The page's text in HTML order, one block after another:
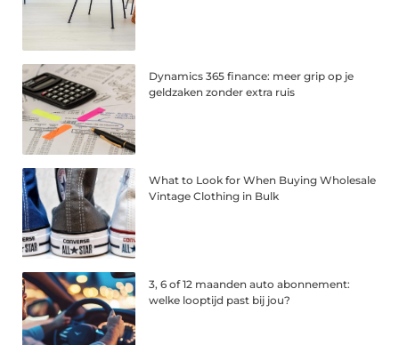
Dynamics 365 finance: meer grip op je
geldzaken zonder extra ruis
What to Look for When Buying Wholesale
Vintage Clothing in Bulk
3, 6 of 12 maanden auto abonnement:
welke looptijd past bij jou?